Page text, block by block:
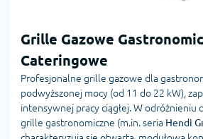
Grille Gazowe
Cateringowe
Profesjonalne grille gazowe dla
podwyższonej mocy (od 11 do 22 kW),
intensywnej pracy ciągłej. W odróżnieniu
grille gastronomiczne (m.in. seria Hendi